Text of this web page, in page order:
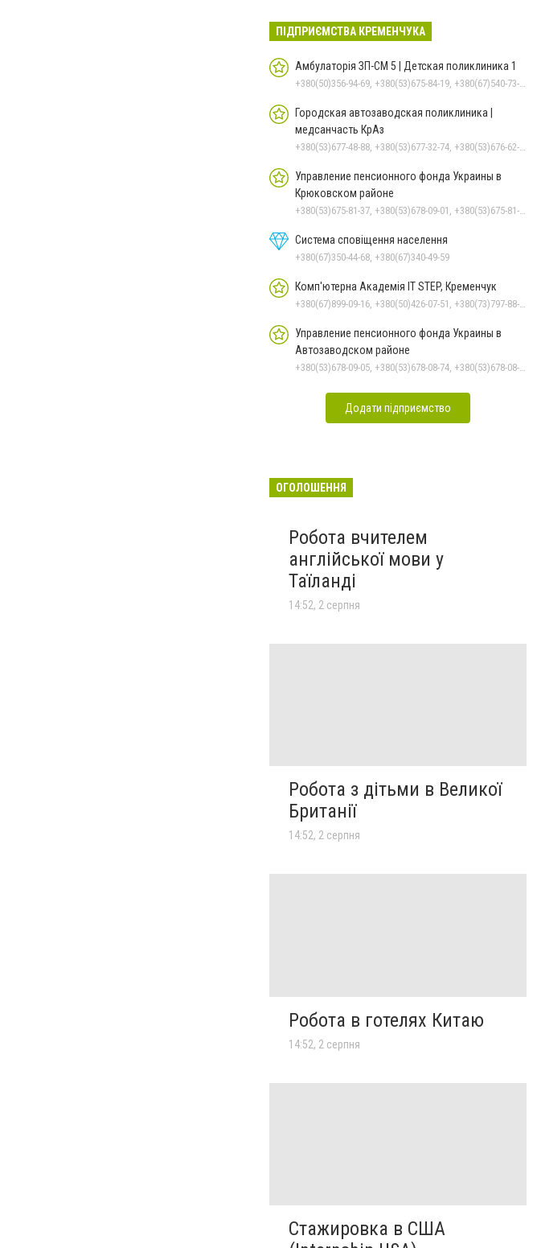
ПІДПРИЄМСТВА КРЕМЕНЧУКА
Амбулаторія ЗП-СМ 5 | Детская поликлиника 1
+380(50)356-94-69, +380(53)675-84-19, +380(67)540-73-87
Городская автозаводская поликлиника |
медсанчасть КрАз
+380(53)677-48-88, +380(53)677-32-74, +380(53)676-62-99, +380536766187
Управление пенсионного фонда Украины в
Крюковском районе
+380(53)675-81-37, +380(53)678-09-01, +380(53)675-81-32, +380(53)675-81-40, +380(53)675-81-33, +380(53)675-81-38, +380(53)675-81-31, +380(53)678-08-87
Система сповіщення населення
+380(67)350-44-68, +380(67)340-49-59
Комп'ютерна Академія IT STEP, Кременчук
+380(67)899-09-16, +380(50)426-07-51, +380(73)797-88-17
Управление пенсионного фонда Украины в
Автозаводском районе
+380(53)678-09-05, +380(53)678-08-74, +380(53)678-08-83, +380(53)678-08-41, +380(53)678-08-86
Додати підприємство
ОГОЛОШЕННЯ
Робота вчителем
англійської мови у
Таїланді
14:52, 2 серпня
Робота з дітьми в Великої
Британії
14:52, 2 серпня
Робота в готелях Китаю
14:52, 2 серпня
Стажировка в США